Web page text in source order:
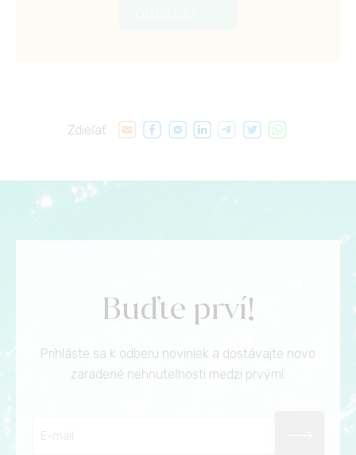
Zdieľať
Buďte prví!
Prihláste sa k odberu noviniek a dostávajte novo
zaradené nehnuteľnosti medzi prvými.